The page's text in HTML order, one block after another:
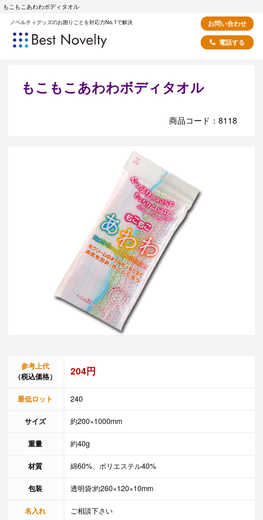
もこもこあわわボディタオル
ノベルティグッズのお困りごとを対応力No.1で解決
お問い合わせ
電話する
もこもこあわわボディタオル
商品コード：8118
参考上代
（税込価格）
204円
最低ロット 240
サイズ 約200×1000mm
重量 約40g
材質 綿60%、ポリエステル40%
包装 透明袋:約260×120×10mm
名入れ ご相談下さい